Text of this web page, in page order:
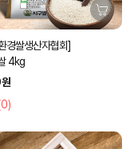
경쌀생산자협회]
4kg